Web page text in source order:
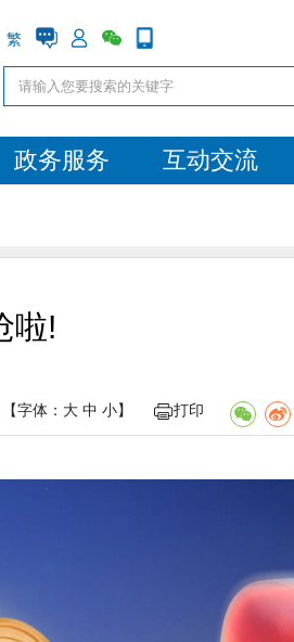
繁
政务服务 互动交流
啦!
【字体： 大 中 小】 打印